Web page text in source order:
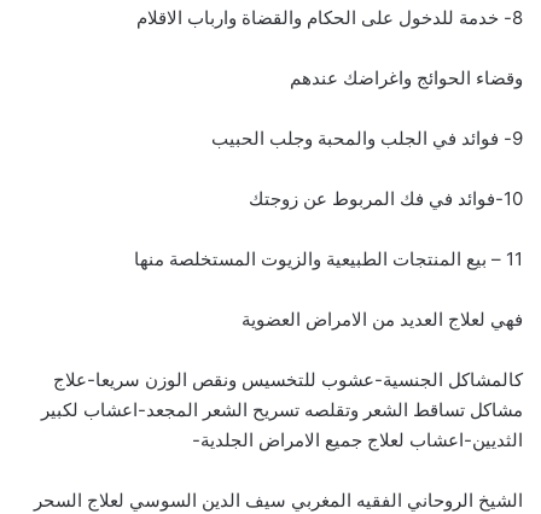
8- خدمة للدخول على الحكام والقضاة وارباب الاقلام
وقضاء الحوائج واغراضك عندهم
9- فوائد في الجلب والمحبة وجلب الحبيب
10-فوائد في فك المربوط عن زوجتك
11 – بيع المنتجات الطبيعية والزيوت المستخلصة منها
فهي لعلاج العديد من الامراض العضوية
كالمشاكل الجنسية-عشوب للتخسيس ونقص الوزن سريعا-علاج
مشاكل تساقط الشعر وتقلصه تسريح الشعر المجعد-اعشاب لكبير
الثديين-اعشاب لعلاج جميع الامراض الجلدية-
الشيخ الروحاني الفقيه المغربي سيف الدين السوسي لعلاج السحر